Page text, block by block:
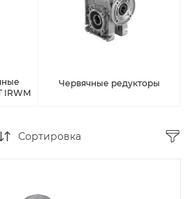
IRWM
Червячные редукторы
Сортировка